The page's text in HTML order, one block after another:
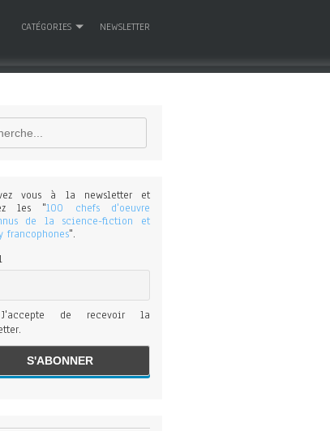
CATÉGORIES NEWSLETTER
vous à la newsletter et
les "100 chefs d'oeuvre
de la science-fiction et
francophones".
de recevoir la